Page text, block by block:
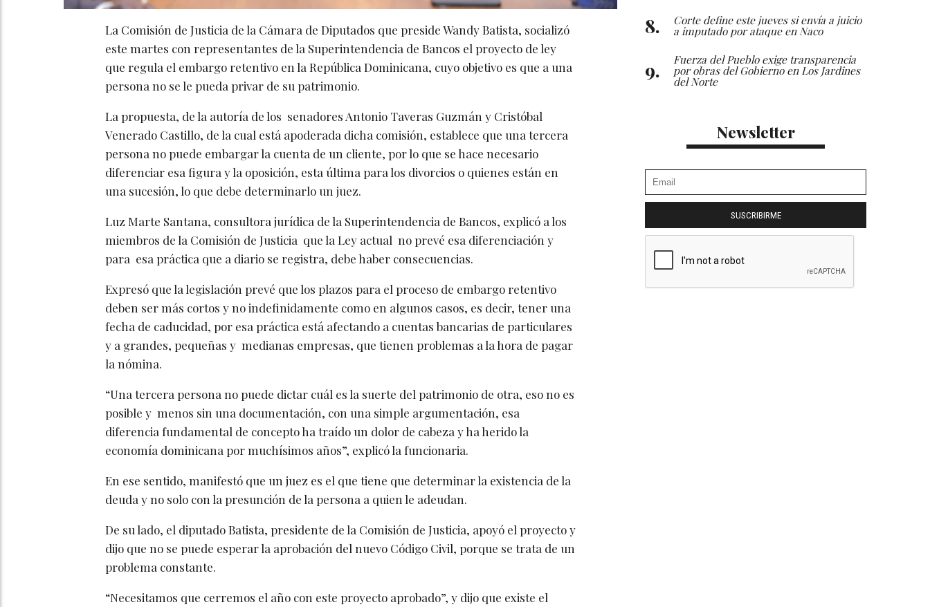
La Comisión de Justicia de la Cámara de Diputados que preside Wandy Batista, socializó
este martes con representantes de la Superintendencia de Bancos el proyecto de ley
que regula el embargo retentivo en la República Dominicana, cuyo objetivo es que a una
persona no se le pueda privar de su patrimonio.
La propuesta, de la autoría de los senadores Antonio Taveras Guzmán y Cristóbal
Venerado Castillo, de la cual está apoderada dicha comisión, establece que una tercera
persona no puede embargar la cuenta de un cliente, por lo que se hace necesario
diferenciar esa figura y la oposición, esta última para los divorcios o quienes están en
una sucesión, lo que debe determinarlo un juez.
Luz Marte Santana, consultora jurídica de la Superintendencia de Bancos, explicó a los
miembros de la Comisión de Justicia que la Ley actual no prevé esa diferenciación y
para esa práctica que a diario se registra, debe haber consecuencias.
Expresó que la legislación prevé que los plazos para el proceso de embargo retentivo
deben ser más cortos y no indefinidamente como en algunos casos, es decir, tener una
fecha de caducidad, por esa práctica está afectando a cuentas bancarias de particulares
y a grandes, pequeñas y medianas empresas, que tienen problemas a la hora de pagar
la nómina.
“Una tercera persona no puede dictar cuál es la suerte del patrimonio de otra, eso no es
posible y menos sin una documentación, con una simple argumentación, esa
diferencia fundamental de concepto ha traído un dolor de cabeza y ha herido la
economía dominicana por muchísimos años”, explicó la funcionaria.
En ese sentido, manifestó que un juez es el que tiene que determinar la existencia de la
deuda y no solo con la presunción de la persona a quien le adeudan.
De su lado, el diputado Batista, presidente de la Comisión de Justicia, apoyó el proyecto y
dijo que no se puede esperar la aprobación del nuevo Código Civil, porque se trata de un
problema constante.
“Necesitamos que cerremos el año con este proyecto aprobado”, y dijo que existe el
Corte define este jueves si envía a juicio
a imputado por ataque en Naco
Fuerza del Pueblo exige transparencia
por obras del Gobierno en Los Jardines
del Norte
Newsletter
SUSCRIBIRME